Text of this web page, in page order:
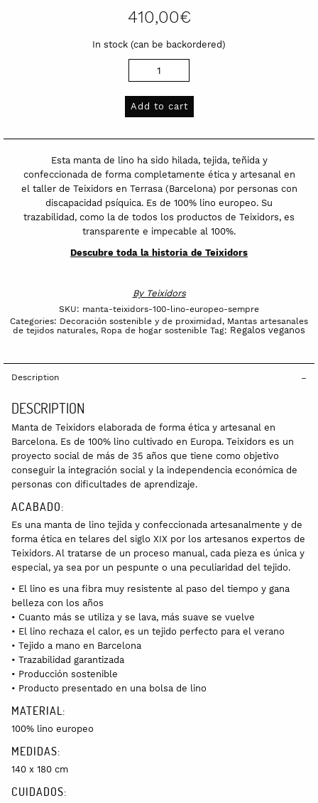
410,00€
In stock (can be backordered)
europeo
quantity
Add to cart
Esta manta de lino ha sido hilada, tejida, teñida y
confeccionada de forma completamente ética y artesanal en
el taller de Teixidors en Terrasa (Barcelona) por personas con
discapacidad psíquica. Es de 100% lino europeo. Su
trazabilidad, como la de todos los productos de Teixidors, es
transparente e impecable al 100%.
Descubre toda la historia de Teixidors
By Teixidors
SKU: manta-teixidors-100-lino-europeo-sempre
Categories: Decoración sostenible y de proximidad, Mantas artesanales
de tejidos naturales, Ropa de hogar sostenible Tag: Regalos veganos
Description
DESCRIPTION
Manta de Teixidors elaborada de forma ética y artesanal en
Barcelona. Es de 100% lino cultivado en Europa. Teixidors es un
proyecto social de más de 35 años que tiene como objetivo
conseguir la integración social y la independencia económica de
personas con dificultades de aprendizaje.
ACABADO:
Es una manta de lino tejida y confeccionada artesanalmente y de
forma ética en telares del siglo XIX por los artesanos expertos de
Teixidors. Al tratarse de un proceso manual, cada pieza es única y
especial, ya sea por un pespunte o una peculiaridad del tejido.
• El lino es una fibra muy resistente al paso del tiempo y gana
belleza con los años
• Cuanto más se utiliza y se lava, más suave se vuelve
• El lino rechaza el calor, es un tejido perfecto para el verano
• Tejido a mano en Barcelona
• Trazabilidad garantizada
• Producción sostenible
• Producto presentado en una bolsa de lino
MATERIAL:
100% lino europeo
MEDIDAS:
140 x 180 cm
CUIDADOS: